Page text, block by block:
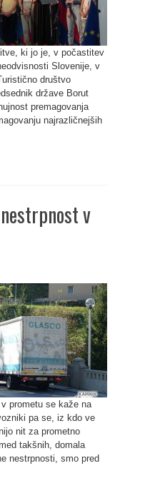
ki jo je, v počastitev
Slovenije, v
društvo
države Borut
premagovanja
najrazličnejših
v
prometu se kaže na
pa se, iz kdo ve
nit za prometno
takšnih, domala
nestrpnosti, smo pred